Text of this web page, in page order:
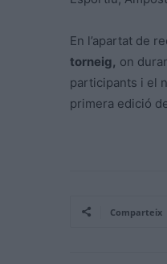
En l’apartat de
torneig, on
participants i el
primera edició
Comparteix